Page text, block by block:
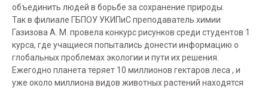
объединить людей в борьбе за сохранение природы.
Так в филиале ГБПОУ УКИПиС преподаватель химии
Газизова А. М. провела конкурс рисунков среди студентов 1
курса, где учащиеся попытались донести информацию о
глобальных проблемах экологии и пути их решения.
Ежегодно планета теряет 10 миллионов гектаров леса , и
уже около миллиона видов животных растений находятся